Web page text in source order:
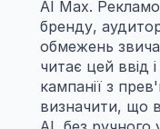
AI Max.
бренду,
обмежень
читає цей ввід
кампанії з
визначити, що